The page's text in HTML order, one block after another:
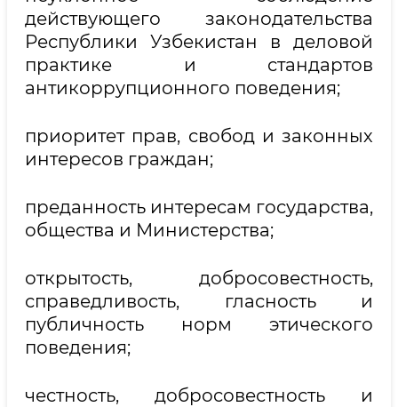
действующего законодательства
Республики Узбекистан в деловой
практике и стандартов
антикоррупционного поведения;
приоритет прав, свобод и законных
интересов граждан;
преданность интересам государства,
общества и Министерства;
открытость, добросовестность,
справедливость, гласность и
публичность норм этического
поведения;
честность, добросовестность и